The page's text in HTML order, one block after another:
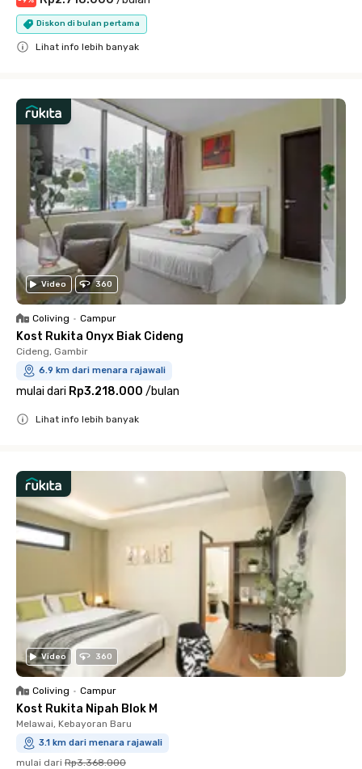
Diskon di bulan pertama
Lihat info lebih banyak
Video 360
Coliving • Campur
Kost Rukita Onyx Biak Cideng
Cideng, Gambir
6.9 km dari menara rajawali
mulai dari Rp3.218.000 /bulan
Lihat info lebih banyak
Video 360
Coliving • Campur
Kost Rukita Nipah Blok M
Melawai, Kebayoran Baru
3.1 km dari menara rajawali
mulai dari Rp3.368.000